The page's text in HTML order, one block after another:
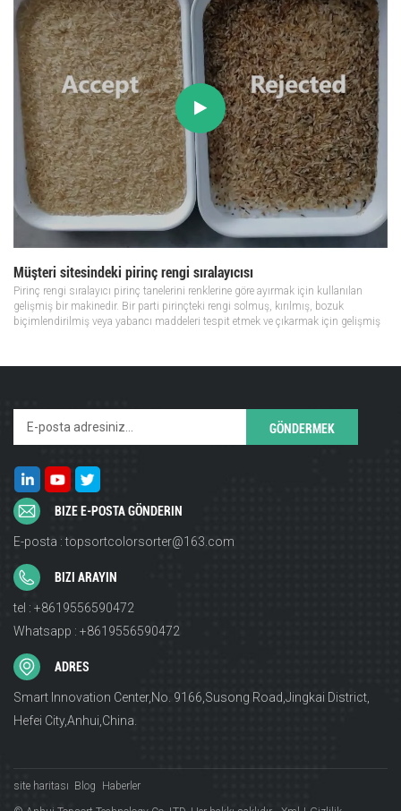
Müşteri sitesindeki pirinç rengi sıralayıcısı
Pirinç rengi sıralayıcı pirinç tanelerini renklerine göre ayırmak için kullanılan
gelişmiş bir makinedir. Bir parti pirinçteki rengi solmuş, kırılmış, bozuk
biçimlendirilmiş veya yabancı maddeleri tespit etmek ve çıkarmak için gelişmiş
BIZE E-POSTA GÖNDERIN
E-posta : topsortcolorsorter@163.com
BIZI ARAYIN
tel : +8619556590472
Whatsapp : +8619556590472
ADRES
Smart Innovation Center,No. 9166,Susong Road,Jingkai District,
Hefei City,Anhui,China.
site haritası Blog Haberler